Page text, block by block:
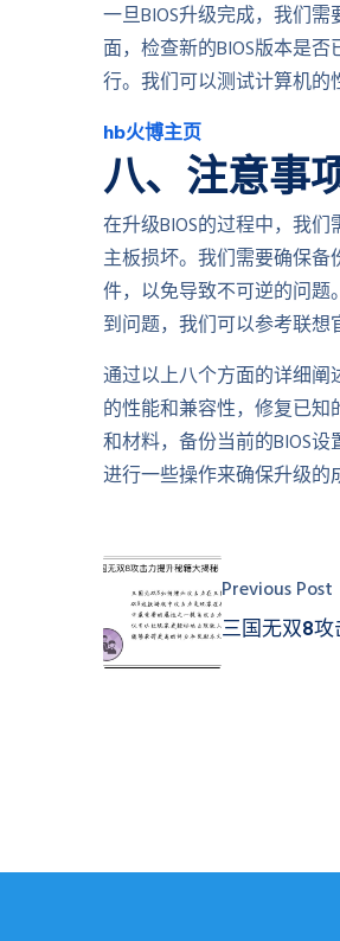
一旦BIOS升级完成，我们
面，检查新的BIOS版本是
行。我们可以测试计算机的
hb火博主页
八、注意事
在升级BIOS的过程中，我
主板损坏。我们需要确保备
件，以免导致不可逆的问
到问题，我们可以参考联想
通过以上八个方面的详细阐
的性能和兼容性，修复已知
和材料，备份当前的BIOS
进行一些操作来确保升级的
Previous Post
三国无双8